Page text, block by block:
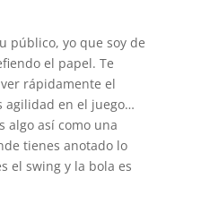
público, yo que soy de
el papel. Te
rápidamente el
agilidad en el juego…
algo así como una
tienes anotado lo
el swing y la bola es